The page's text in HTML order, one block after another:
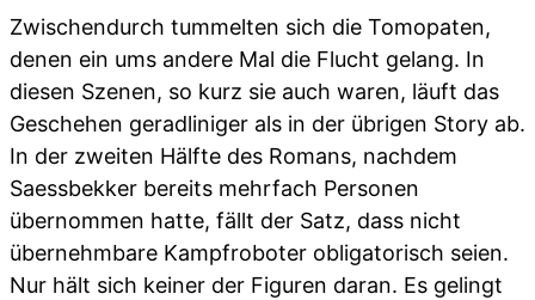
Zwischendurch tummelten sich die Tomopaten,
denen ein ums andere Mal die Flucht gelang. In
diesen Szenen, so kurz sie auch waren, läuft das
Geschehen geradliniger als in der übrigen Story ab.
In der zweiten Hälfte des Romans, nachdem
Saessbekker bereits mehrfach Personen
übernommen hatte, fällt der Satz, dass nicht
übernehmbare Kampfroboter obligatorisch seien.
Nur hält sich keiner der Figuren daran. Es gelingt